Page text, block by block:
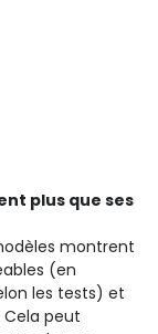
plus que ses
montrent
(en
les tests) et
peut